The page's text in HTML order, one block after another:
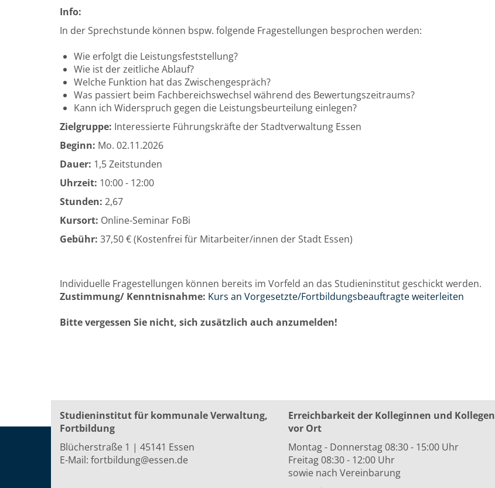
Info:
In der Sprechstunde können bspw. folgende Fragestellungen besprochen werden:
Wie erfolgt die Leistungsfeststellung?
Wie ist der zeitliche Ablauf?
Welche Funktion hat das Zwischengespräch?
Was passiert beim Fachbereichswechsel während des Bewertungszeitraums?
Kann ich Widerspruch gegen die Leistungsbeurteilung einlegen?
Zielgruppe: Interessierte Führungskräfte der Stadtverwaltung Essen
Beginn: Mo. 02.11.2026
Dauer: 1,5 Zeitstunden
Uhrzeit: 10:00 - 12:00
Stunden: 2,67
Kursort: Online-Seminar FoBi
Gebühr: 37,50 € (Kostenfrei für Mitarbeiter/innen der Stadt Essen)
Individuelle Fragestellungen können bereits im Vorfeld an das Studieninstitut geschickt werden.
Zustimmung/ Kenntnisnahme: Kurs an Vorgesetzte/Fortbildungsbeauftragte weiterleiten
Bitte vergessen Sie nicht, sich zusätzlich auch anzumelden!
Studieninstitut für kommunale Verwaltung,
Fortbildung
Blücherstraße 1 | 45141 Essen
E-Mail: fortbildung@essen.de
Erreichbarkeit der Kolleginnen und Kollegen
vor Ort
Montag - Donnerstag 08:30 - 15:00 Uhr
Freitag 08:30 - 12:00 Uhr
sowie nach Vereinbarung